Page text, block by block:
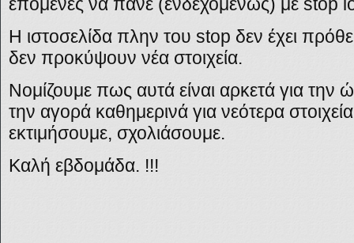
Η ιστοσελίδα πλην του stop δεν έχει
δεν προκύψουν νέα στοιχεία.
Νομίζουμε πως αυτά είναι αρκετά για
την αγορά καθημερινά για νεότερα
εκτιμήσουμε, σχολιάσουμε.
Καλή εβδομάδα. !!!